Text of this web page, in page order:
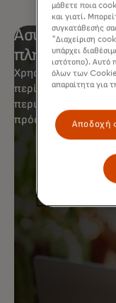
Ασφάλεια με
πληρωμών.
Χρησιμοποιήστε
περίπου 150
περισσότερα από
πρόσβασης.
μάθετε ποια
και γιατί.
συγκατάθεσής
"Διαχείριση
υπάρχει
ιστότοπο). Αυτό
όλων των
απαραίτητα για
Αποδοχή